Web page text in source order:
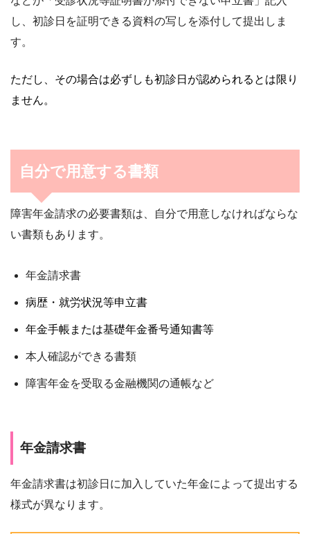
し、初診日を証明できる資料の写しを添付して提出しま
す。
ただし、その場合は必ずしも初診日が認められるとは限り
ません。
自分で用意する書類
障害年金請求の必要書類は、自分で用意しなければならな
い書類もあります。
年金請求書
病歴・就労状況等申立書
年金手帳または基礎年金番号通知書等
本人確認ができる書類
障害年金を受取る金融機関の通帳など
年金請求書
年金請求書は初診日に加入していた年金によって提出する
様式が異なります。